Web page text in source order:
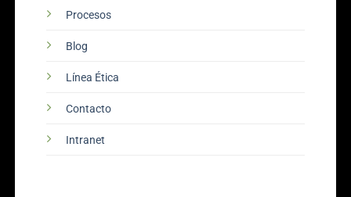
Procesos
Blog
Línea Ética
Contacto
Intranet